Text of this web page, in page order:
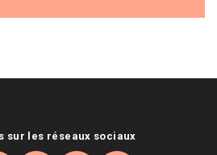
sur les réseaux sociaux